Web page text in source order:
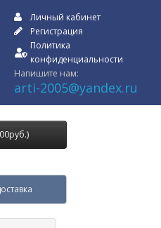
Личный кабинет
Регистрация
Политика
конфиденциальности
Напишите нам:
arti-2005@yandex.ru